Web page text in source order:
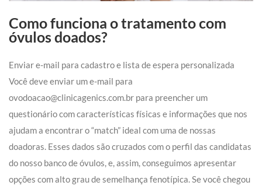
Como funciona o tratamento com
óvulos doados?
Enviar e-mail para cadastro e lista de espera personalizada
Você deve enviar um e-mail para
ovodoacao@clinicagenics.com.br para preencher um
questionário com características físicas e informações que nos
ajudam a encontrar o “match” ideal com uma de nossas
doadoras. Esses dados são cruzados com o perfil das candidatas
do nosso banco de óvulos, e, assim, conseguimos apresentar
opções com alto grau de semelhança fenotípica.Se você chegou